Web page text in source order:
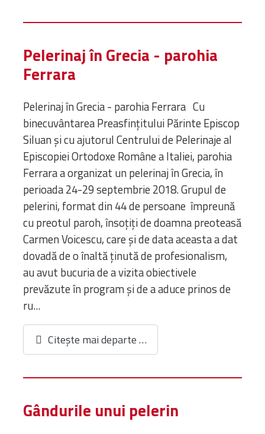
Pelerinaj în Grecia - parohia
Ferrara
Pelerinaj în Grecia - parohia Ferrara Cu
binecuvântarea Preasfinţitului Părinte Episcop
Siluan şi cu ajutorul Centrului de Pelerinaje al
Episcopiei Ortodoxe Române a Italiei, parohia
Ferrara a organizat un pelerinaj în Grecia, în
perioada 24-29 septembrie 2018. Grupul de
pelerini, format din 44 de persoane împreună
cu preotul paroh, însoţiţi de doamna preoteasă
Carmen Voicescu, care şi de data aceasta a dat
dovadă de o înaltă ţinută de profesionalism,
au avut bucuria de a vizita obiectivele
prevăzute în program şi de a aduce prinos de
ru...
Citește mai departe …
Gândurile unui pelerin